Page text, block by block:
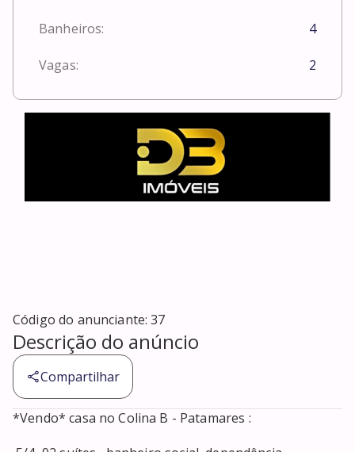
Banheiros: 4
Vagas: 2
Código do anunciante:37
Descrição do anúncio
Compartilhar
*Vendo* casa no Colina B - Patamares :